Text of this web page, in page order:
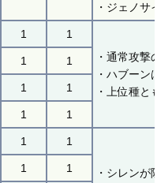
・ジェノ
1
1
・通常攻撃
・ハブー
・上位種と
1 1
1 1
1 1
1 1
・シレン
1 1